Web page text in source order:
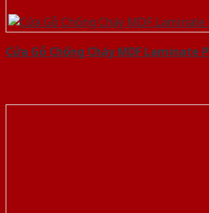
Cửa Gỗ Chống Cháy MDF Laminate